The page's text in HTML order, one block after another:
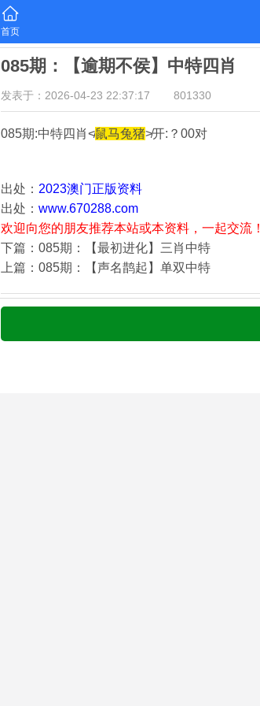
首页
085期：【逾期不侯】中特四肖
发表于：2026-04-23 22:37:17 801330
085期:中特四肖≮鼠马兔猪≯开:？00对
出处： 2023澳门正版资料
出处： www.670288.com
欢迎向您的朋友推荐本站或本资料，一起交流！
下篇：085期：【最初进化】三肖中特
上篇：085期：【声名鹊起】单双中特